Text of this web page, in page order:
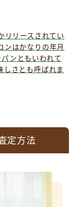
リリースされてい
ンはかなりの年月
ンともいわれて
しさとも呼ばれま
定方法